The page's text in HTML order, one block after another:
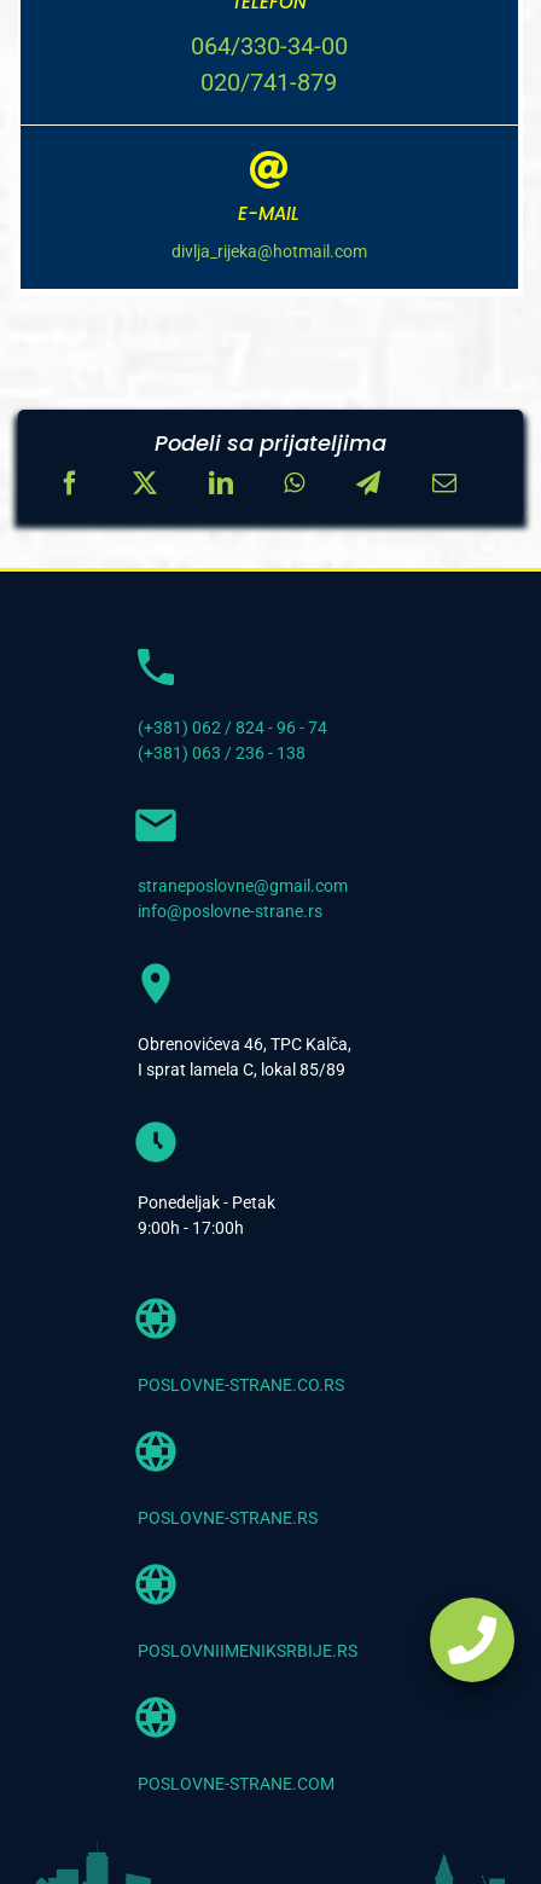
064/330-34-00
020/741-879
E-MAIL
divlja_rijeka@hotmail.com
Podeli sa prijateljima
(+381) 062 / 824 - 96 - 74
(+381) 063 / 236 - 138
straneposlovne@gmail.com
info@poslovne-strane.rs
Obrenovićeva 46, TPC Kalča,
I sprat lamela C, lokal 85/89
Ponedeljak - Petak
9:00h - 17:00h
POSLOVNE-STRANE.CO.RS
POSLOVNE-STRANE.RS
POSLOVNIIMENIKSRBIJE.RS
POSLOVNE-STRANE.COM